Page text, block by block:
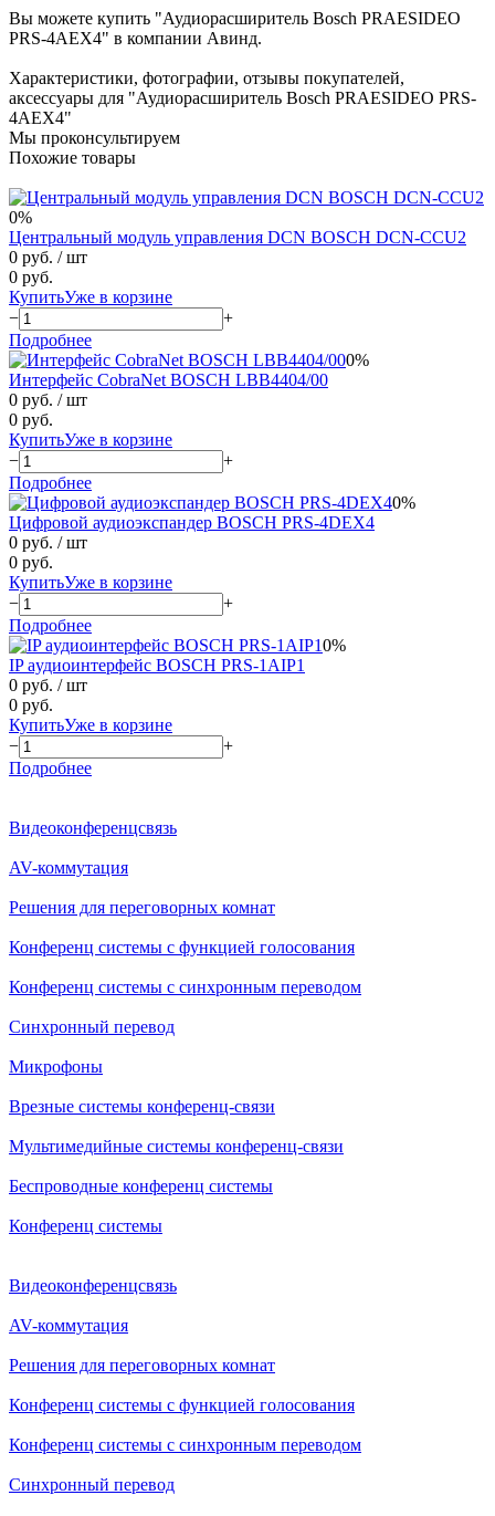
Вы можете купить "Аудиорасширитель Bosch PRAESIDEO
PRS-4AEX4" в компании Авинд.
Характеристики, фотографии, отзывы покупателей,
аксессуары для "Аудиорасширитель Bosch PRAESIDEO PRS-
4AEX4"
Мы проконсультируем
Похожие товары
0%
Центральный модуль управления DCN BOSCH DCN-CCU2
0 руб. / шт
0 руб.
КупитьУже в корзине
−
+
Подробнее
0%
Интерфейс CobraNet BOSCH LBB4404/00
0 руб. / шт
0 руб.
КупитьУже в корзине
−
+
Подробнее
0%
Цифровой аудиоэкспандер BOSCH PRS-4DEX4
0 руб. / шт
0 руб.
КупитьУже в корзине
−
+
Подробнее
0%
IP aудиоинтерфейс BOSCH PRS-1AIP1
0 руб. / шт
0 руб.
КупитьУже в корзине
−
+
Подробнее
Видеоконференцсвязь
AV-коммутация
Решения для переговорных комнат
Конференц системы с функцией голосования
Конференц системы с синхронным переводом
Синхронный перевод
Микрофоны
Врезные системы конференц-связи
Мультимедийные системы конференц-связи
Беспроводные конференц системы
Конференц системы
Видеоконференцсвязь
AV-коммутация
Решения для переговорных комнат
Конференц системы с функцией голосования
Конференц системы с синхронным переводом
Синхронный перевод